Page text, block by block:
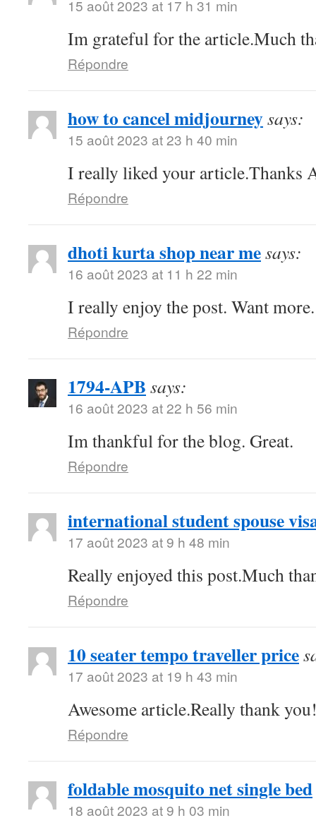
15 août 2023 at 17 h 31 min
Im grateful for the article.Much
Répondre
how to cancel midjourneysays:
15 août 2023 at 23 h 40 min
I really liked your article.Thanks
Répondre
dhoti kurta shop near mesays:
16 août 2023 at 11 h 22 min
I really enjoy the post. Want more.
Répondre
1794-APB says:
16 août 2023 at 22 h 56 min
Im thankful for the blog. Great.
Répondre
international student spouse
17 août 2023 at 9 h 48 min
Really enjoyed this post.Much
Répondre
10 seater tempo traveller price
17 août 2023 at 19 h 43 min
Awesome article.Really thank
Répondre
foldable mosquito net single bed
18 août 2023 at 9 h 03 min